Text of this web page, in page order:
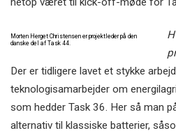
Morten Herget Christensen er projektleder på den
danske del af Task 44.
Der er tidligere lavet et stykke
teknologisamarbejder om
som hedder Task 36. Her så man
alternativ til klassiske batterier,